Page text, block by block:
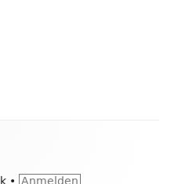
• Anmelden